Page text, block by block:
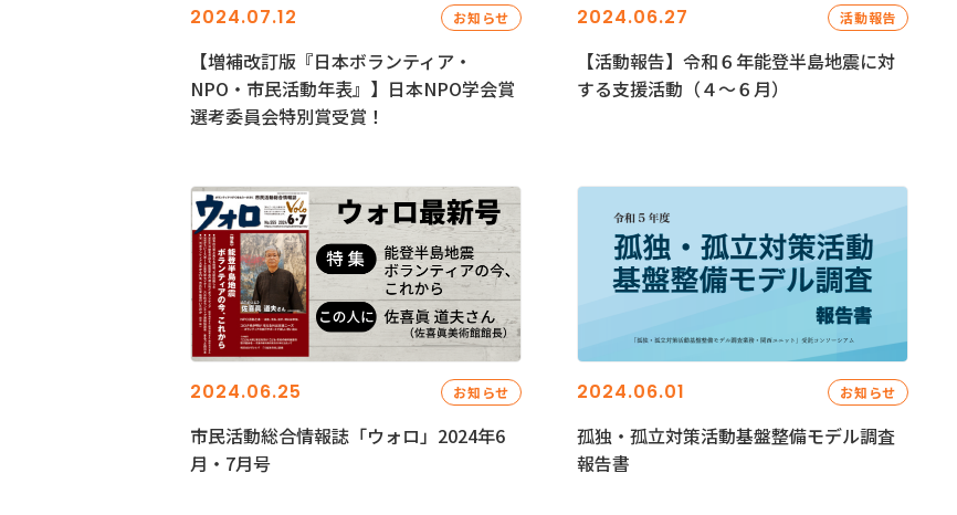
2024.07.12 お知らせ
【増補改訂版『日本ボランティア・
NPO・市民活動年表』】日本NPO学会賞
選考委員会特別賞受賞！
2024.06.27 活動報告
【活動報告】令和６年能登半島地震に対
する支援活動（４〜６月）
2024.06.25 お知らせ
市民活動総合情報誌「ウォロ」2024年6
月・7月号
2024.06.01 お知らせ
孤独・孤立対策活動基盤整備モデル調査
報告書